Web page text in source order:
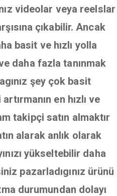
videolar veya reelslar
çıkabilir. Ancak
basit ve hızlı yolla
daha fazla tanınmak
şey çok basit
en hızlı ve
takipçi satın almaktır
alarak anlık olarak
yükseltebilir daha
pazarladıgınız ürünü
durumundan dolayı